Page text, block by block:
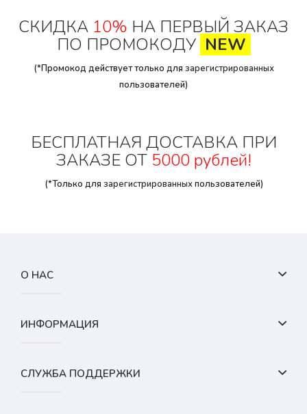
СКИДКА 10% НА ПЕРВЫЙ ЗАКАЗ
ПО ПРОМОКОДУ NEW
(*Промокод действует только для зарегистрированных
пользователей)
БЕСПЛАТНАЯ ДОСТАВКА ПРИ
ЗАКАЗЕ ОТ 5000 рублей!
(*Только для зарегистрированныхпользователей)
О НАС
ИНФОРМАЦИЯ
СЛУЖБА ПОДДЕРЖКИ